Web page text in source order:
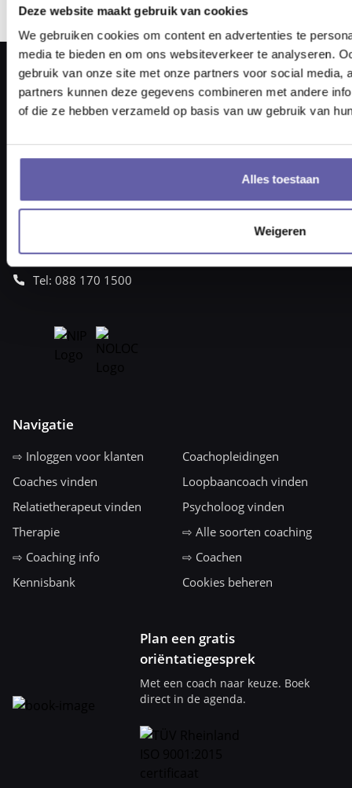
Deze website maakt gebruik van cookies
We gebruiken cookies om content en advertenties te
media te bieden en om ons websiteverkeer te analyseren.
gebruik van onze site met onze partners voor social media,
partners kunnen deze gegevens combineren met andere
of die ze hebben verzameld op basis van uw gebruik van
Alles toestaan
Weigeren
Pieter Braaijweg 203
Openingstijden: 08.30 – 17.30 uur
Tel: 088 170 1500
Navigatie
⇨ Inloggen voor klanten
Coachopleidingen
Coaches vinden
Loopbaancoach vinden
Relatietherapeut vinden
Psycholoog vinden
Therapie
⇨ Alle soorten coaching
⇨ Coaching info
⇨ Coachen
Kennisbank
Cookies beheren
Plan een gratis
oriëntatiegesprek
Met een coach naar keuze. Boek
direct in de agenda.